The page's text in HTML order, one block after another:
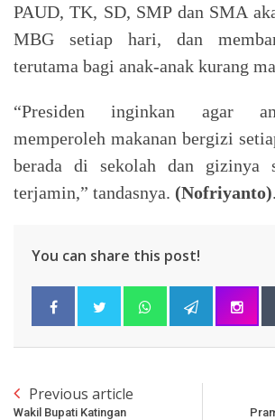
PAUD, TK, SD, SMP dan SMA
MBG setiap hari, dan
terutama bagi anak-anak kurang
“Presiden inginkan agar
memperoleh makanan bergizi
berada di sekolah dan gizinya
terjamin,” tandasnya. (Nofriyanto).
You can share this post!
Previous article
Wakil Bupati Katingan